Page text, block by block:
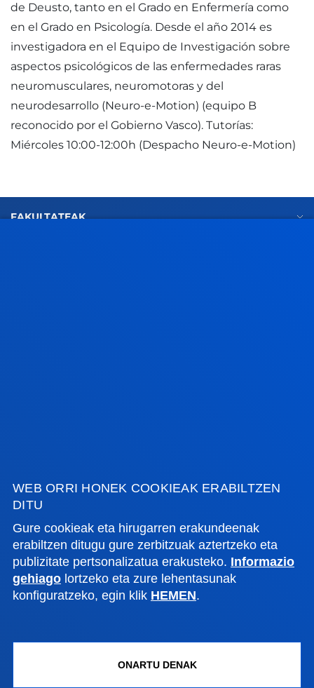
WEB ORRI HONEK COOKIEAK ERABILTZEN
DITU
Gure cookieak eta hirugarren erakundeenak
erabiltzen ditugu gure zerbitzuak aztertzeko eta
publizitate pertsonalizatua erakusteko. Informazio
gehiago lortzeko eta zure lehentasunak
konfiguratzeko, egin klik HEMEN.
ONARTU DENAK
de Deusto, tanto en el Grado en Enfermería como
en el Grado en Psicología. Desde el año 2014 es
investigadora en el Equipo de Investigación sobre
aspectos psicológicos de las enfermedades raras
neuromusculares, neuromotoras y del
neurodesarrollo (Neuro-e-Motion) (equipo B
reconocido por el Gobierno Vasco). Tutorías:
Miércoles 10:00-12:00h (Despacho Neuro-e-Motion)
FAKULTATEAK
Ezagutu campusa
+34 943 326 600
Jarri gurekin harremanetan
Gasteizko egoitza
Ezagutu egoitza
Jarri gurekin harremanetan
Madrilgo egoitza